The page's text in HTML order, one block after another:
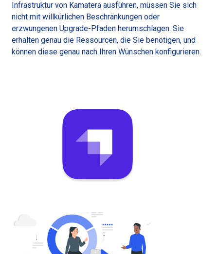
Infrastruktur von Kamatera ausführen, müssen Sie sich
nicht mit willkürlichen Beschränkungen oder
erzwungenen Upgrade-Pfaden herumschlagen. Sie
erhalten genau die Ressourcen, die Sie benötigen, und
können diese genau nach Ihren Wünschen konfigurieren.